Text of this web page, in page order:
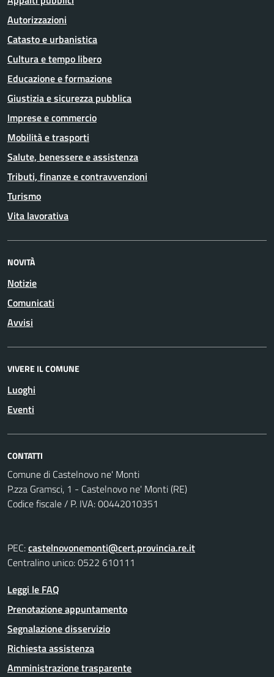
Autorizzazioni
Catasto e urbanistica
Cultura e tempo libero
Educazione e formazione
Giustizia e sicurezza pubblica
Imprese e commercio
Mobilità e trasporti
Salute, benessere e assistenza
Tributi, finanze e contravvenzioni
Turismo
Vita lavorativa
NOVITÀ
Notizie
Comunicati
Avvisi
VIVERE IL COMUNE
Luoghi
Eventi
CONTATTI
Comune di Castelnovo ne' Monti
P.zza Gramsci, 1 - Castelnovo ne' Monti (RE)
Codice fiscale / P. IVA: 00442010351
PEC:castelnovonemonti@cert.provincia.re.it
Centralino unico: 0522 610111
Leggi le FAQ
Prenotazione appuntamento
Segnalazione disservizio
Richiesta assistenza
Amministrazione trasparente